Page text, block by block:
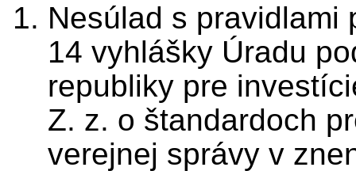
Nesúlad s pravidlami
14 vyhlášky Úradu
republiky pre
Z. z. o štandardoch
verejnej správy v